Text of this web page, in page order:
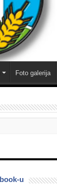
Foto galerija
u